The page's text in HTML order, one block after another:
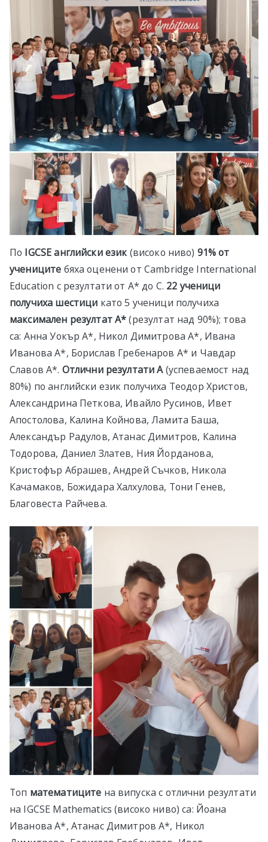
По IGCSEанглийски език(високо ниво) 91% от
учениците бяха оценени от Cambridge International
Education с резултати от А* до C. 22 ученици
получиха шестици като 5 ученици получиха
максимален резултат А*(резултат над 90%); това
са: Анна Уокър А*, Никол Димитрова А*, Ивана
Иванова А*, Борислав Гребенаров А* и Чавдар
Славов А*. Отлични резултати А(успеваемост над
80%) по английски език получиха Теодор Христов,
Александрина Петкова, Ивайло Русинов, Ивет
Апостолова, Калина Койнова, Ламита Баша,
Александър Радулов, Атанас Димитров, Калина
Тодорова, Даниел Златев, Ния Йорданова,
Кристофър Абрашев, Андрей Съчков, Никола
Качамаков, Божидара Халхулова, Тони Генев,
Благовеста Райчева.
Топ математиците на випуска с отлични резултати
на IGCSE Mathematics (високо ниво) са: Йоана
Иванова А*, Атанас Димитров А*, Никол